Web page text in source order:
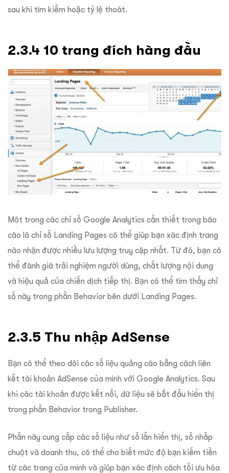
sau khi tìm kiếm hoặc tỷ lệ thoát.
2.3.4 10 trang đích hàng đầu
Môt trong các chỉ số Google Analytics cần thiết trong báo
cáo là chỉ số Landing Pages có thể giúp bạn xác định trang
nào nhận được nhiều lưu lượng truy cập nhất. Từ đó, bạn có
thể đánh giá trải nghiệm người dùng, chất lượng nội dung
và hiệu quả của chiến dịch tiếp thị. Bạn có thể tìm thấy chỉ
số này trong phần Behavior bên dưới Landing Pages.
2.3.5 Thu nhập AdSense
Bạn có thể theo dõi các số liệu quảng cáo bằng cách liên
kết tài khoản AdSense của mình với Google Analytics. Sau
khi các tài khoản được kết nối, dữ liệu sẽ bắt đầu hiển thị
trong phần Behavior trong Publisher.
Phần này cung cấp các số liệu như số lần hiển thị, số nhấp
chuột và doanh thu, có thể cho biết mức độ bạn kiếm tiền
từ các trang của mình và giúp bạn xác định cách tối ưu hóa